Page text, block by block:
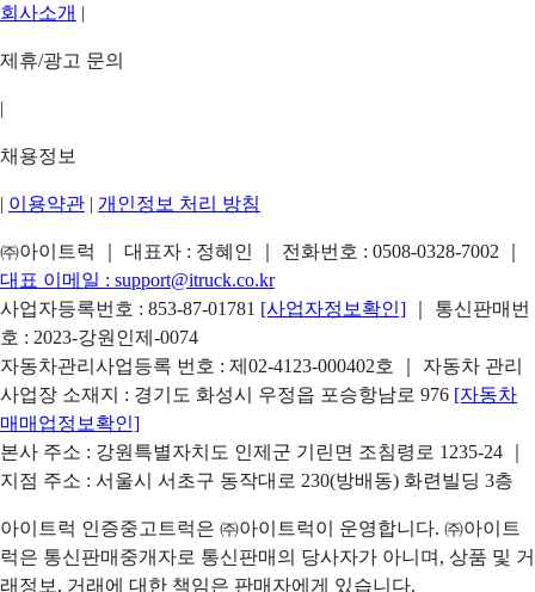
회사소개 |
제휴/광고 문의
|
채용정보
| 이용약관 | 개인정보 처리 방침
㈜아이트럭 ｜ 대표자 : 정혜인 ｜ 전화번호 : 0508-0328-7002
대표 이메일 : support@itruck.co.kr
사업자등록번호 : 853-87-01781 [사업자정보확인]
｜ 통신판매번
호 : 2023-강원인제-0074
자동차관리사업등록 번호 : 제02-4123-000402호 ｜ 자동차 관리
사업장 소재지 : 경기도 화성시 우정읍 포승항남로 976 [자동차
매매업정보확인]
본사 주소 : 강원특별자치도 인제군 기린면 조침령로 1235-24 ｜
지점 주소 : 서울시 서초구 동작대로 230(방배동) 화련빌딩 3층
아이트럭 인증중고트럭은 ㈜아이트럭이 운영합니다. ㈜아이트
럭은 통신판매중개자로 통신판매의 당사자가 아니며, 상품 및 거
래정보, 거래에 대한 책임은 판매자에게 있습니다.